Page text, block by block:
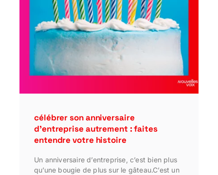
célébrer son anniversaire
d’entreprise autrement : faites
entendre votre histoire
Un anniversaire d’entreprise, c’est bien plus
qu’une bougie de plus sur le gâteau.C’est un